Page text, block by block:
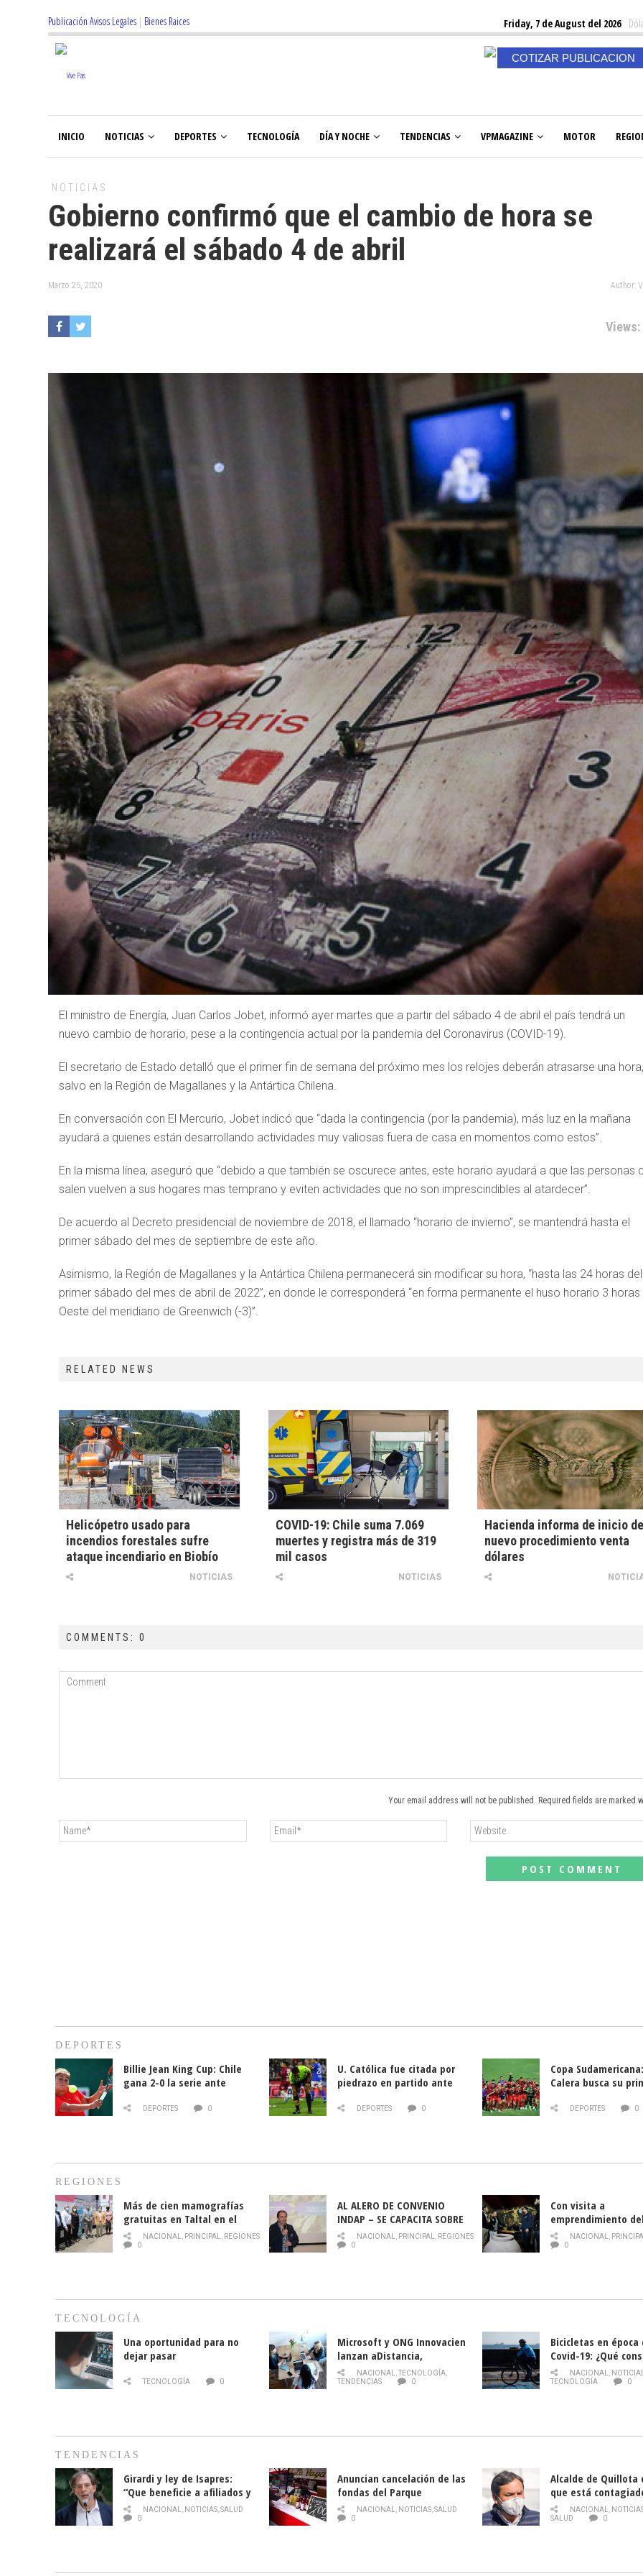
Publicación Avisos Legales | Bienes Raices Friday, 7 de August del 2026
COTIZAR PUBLICACION
INICIO NOTICIAS DEPORTES TECNOLOGÍA DÍA Y NOCHE TENDENCIAS VPMAGAZINE MOTOR
NOTICIAS
Gobierno confirmó que el cambio de hora se
realizará el sábado 4 de abril
Marzo 25, 2020 Author:
Views:
El ministro de Energía, Juan Carlos Jobet, informó ayer martes que a partir del sábado 4 de abril el país tendrá un
nuevo cambio de horario, pese a la contingencia actual por la pandemia del Coronavirus (COVID-19).
El secretario de Estado detalló que el primer fin de semana del próximo mes los relojes deberán atrasarse una hora,
salvo en la Región de Magallanes y la Antártica Chilena.
En conversación con El Mercurio, Jobet indicó que “dada la contingencia (por la pandemia), más luz en la mañana
ayudará a quienes están desarrollando actividades muy valiosas fuera de casa en momentos como estos”.
En la misma línea, aseguró que “debido a que también se oscurece antes, este horario ayudará a que las personas
salen vuelven a sus hogares mas temprano y eviten actividades que no son imprescindibles al atardecer”.
De acuerdo al Decreto presidencial de noviembre de 2018, el llamado “horario de invierno”, se mantendrá hasta el
primer sábado del mes de septiembre de este año.
Asimismo, la Región de Magallanes y la Antártica Chilena permanecerá sin modificar su hora, “hasta las 24 horas del
primer sábado del mes de abril de 2022”, en donde le corresponderá “en forma permanente el huso horario 3 horas
Oeste del meridiano de Greenwich (-3)”.
RELATED NEWS
Helicópetro usado para
incendios forestales sufre
ataque incendiario en Biobío
NOTICIAS
COVID-19: Chile suma 7.069
muertes y registra más de 319
mil casos
NOTICIAS
Hacienda informa de inicio de
nuevo procedimiento venta
dólares
COMMENTS: 0
Your email address will not be published. Required fields are marked
DEPORTES
Billie Jean King Cup: Chile
gana 2-0 la serie ante
DEPORTES 0
U. Católica fue citada por
piedrazo en partido ante
DEPORTES 0
Copa
Calera busca su
DEPORTES 0
REGIONES
Más de cien mamografías
gratuitas en Taltal en el
mes de la prevención del
cáncer de mama
NACIONAL, PRINCIPAL, REGIONES
0
AL ALERO DE CONVENIO
INDAP – SE CAPACITA SOBRE
PLAGA DROSOPHILA SUZUKII
NACIONAL, PRINCIPAL, REGIONES
0
Con visita a
emprendimiento
y llamado al
historia campesina
NACIONAL,
0
TECNOLOGÍA
Una oportunidad para no
dejar pasar
TECNOLOGÍA 0
Microsoft y ONG Innovacien
lanzan aDistancia,
plataforma con cursos
gratuitos online sobre
NACIONAL,TECNOLOGÍA,
TENDENCIAS
0
Bicicletas en época
Covid-19: ¿Qué
momento de
NACIONAL,
TECNOLOGÍA
0
TENDENCIAS
Girardi y ley de Isapres:
“Que beneficie a afiliados y
no legalice el abuso”
NACIONAL, NOTICIAS,SALUD
0
Anuncian cancelación de las
fondas del Parque
O’Higgins debido al
coronavirus
NACIONAL, NOTICIAS,SALUD
0
Alcalde de Quillota
que está
COVID-19
NACIONAL,
SALUD
0